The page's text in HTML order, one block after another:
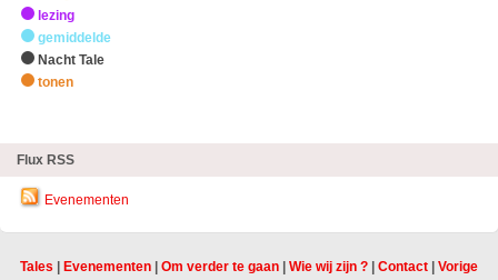
lezing
gemiddelde
Nacht Tale
tonen
Flux RSS
Evenementen
Tales Evenementen Om verder te gaan Wie wij zijn ? Contact
Vorige